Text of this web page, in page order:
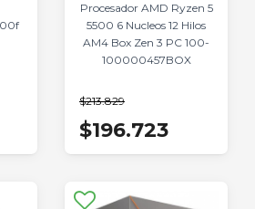
Procesador AMD Ryzen 5
5500 6 Nucleos 12 Hilos
AM4 Box Zen 3 PC 100-
100000457BOX
$213.829
$196.723